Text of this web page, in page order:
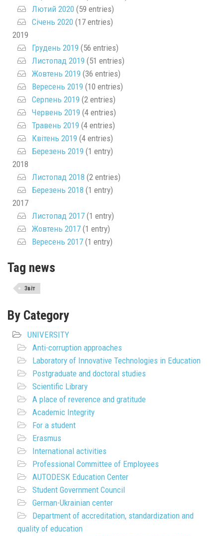
Лютий 2020 (59 entries)
Січень 2020 (17 entries)
2019
Грудень 2019 (56 entries)
Листопад 2019 (51 entries)
Жовтень 2019 (36 entries)
Вересень 2019 (10 entries)
Серпень 2019 (2 entries)
Червень 2019 (4 entries)
Травень 2019 (4 entries)
Квітень 2019 (4 entries)
Березень 2019 (1 entry)
2018
Листопад 2018 (2 entries)
Березень 2018 (1 entry)
2017
Листопад 2017 (1 entry)
Жовтень 2017 (1 entry)
Вересень 2017 (1 entry)
Tag news
Звіт
By Category
UNIVERSITY
Anti-corruption approaches
Laboratory of Innovative Technologies in Education
Postgraduate and doctoral studies
Scientific Library
A place of reverence and gratitude
Academic Integrity
For a student
Erasmus
International activities
Professional Committee of Employees
AUTODESK Education Center
Student Government Council
German-Ukrainian center
Department of accreditation, standardization and
quality of education